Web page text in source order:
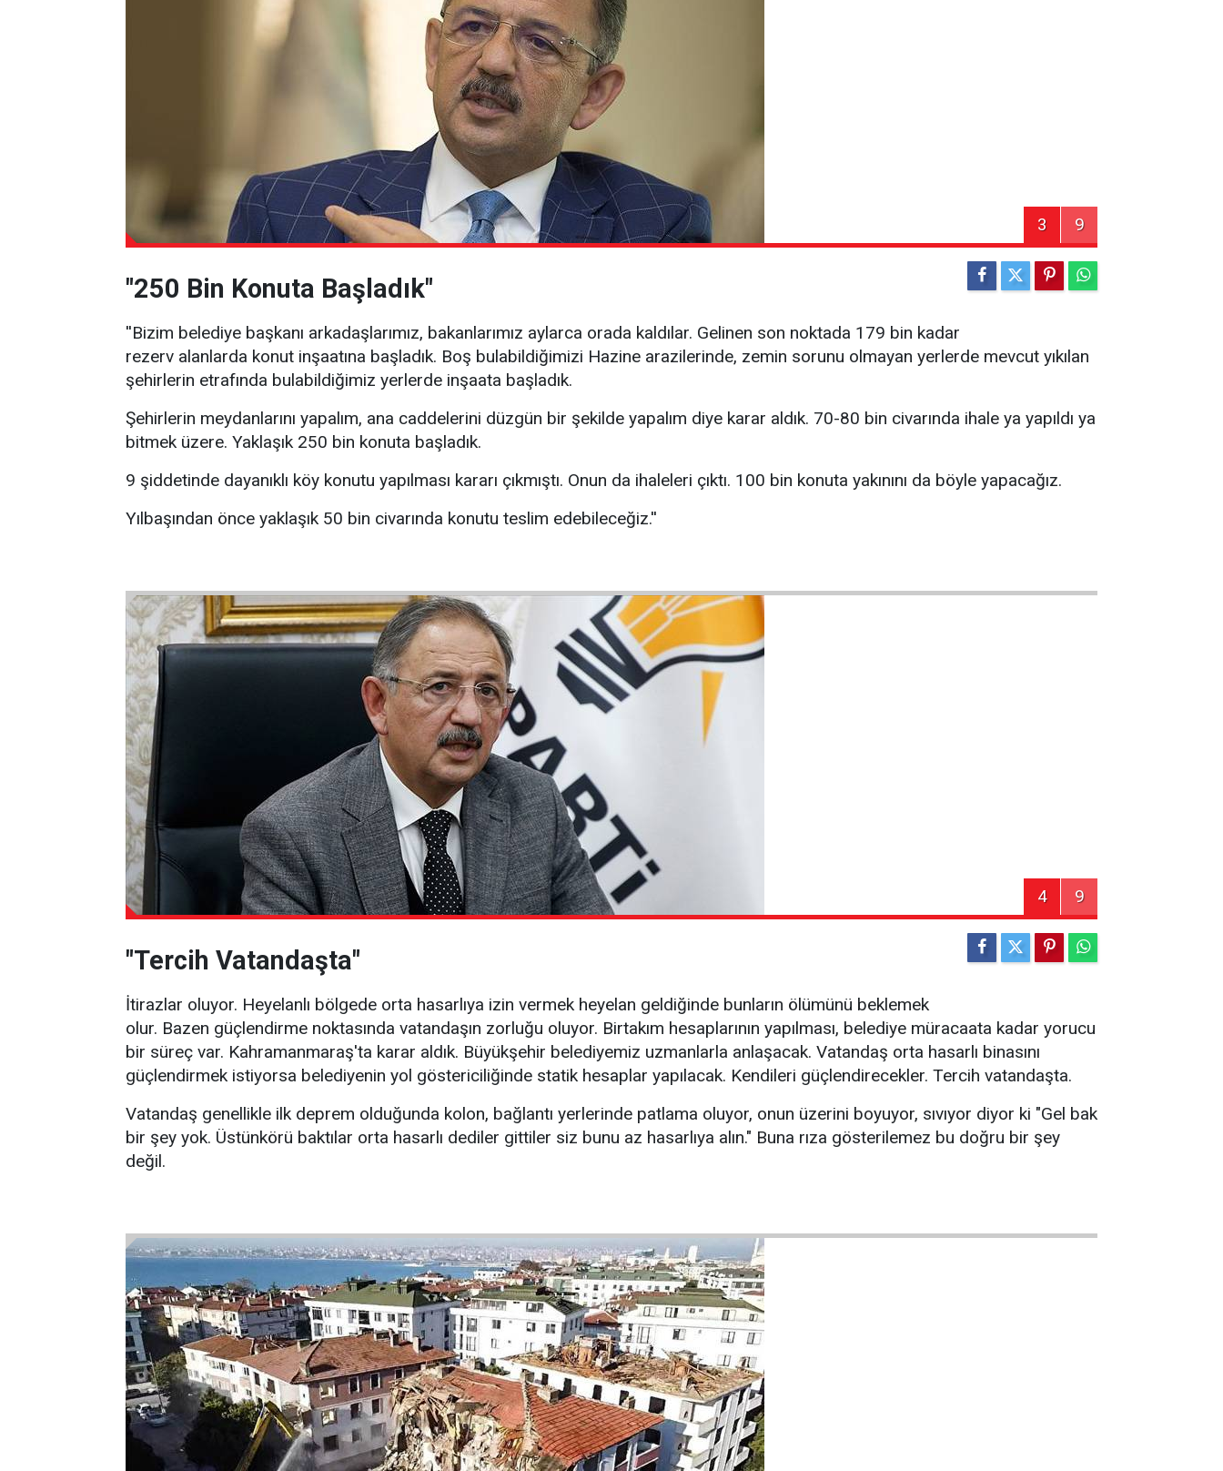
3 9
"250 Bin Konuta Başladık"
''Bizim belediye başkanı arkadaşlarımız, bakanlarımız aylarca orada kaldılar. Gelinen son noktada 179 bin kadar
rezerv alanlarda konut inşaatına başladık. Boş bulabildiğimizi Hazine arazilerinde, zemin sorunu olmayan yerlerde mevcut yıkılan
şehirlerin etrafında bulabildiğimiz yerlerde inşaata başladık.
Şehirlerin meydanlarını yapalım, ana caddelerini düzgün bir şekilde yapalım diye karar aldık. 70-80 bin civarında ihale ya yapıldı ya
bitmek üzere. Yaklaşık 250 bin konuta başladık.
9 şiddetinde dayanıklı köy konutu yapılması kararı çıkmıştı. Onun da ihaleleri çıktı. 100 bin konuta yakınını da böyle yapacağız.
Yılbaşından önce yaklaşık 50 bin civarında konutu teslim edebileceğiz.''
4 9
"Tercih Vatandaşta"
İtirazlar oluyor. Heyelanlı bölgede orta hasarlıya izin vermek heyelan geldiğinde bunların ölümünü beklemek
olur. Bazen güçlendirme noktasında vatandaşın zorluğu oluyor. Birtakım hesaplarının yapılması, belediye müracaata kadar yorucu
bir süreç var. Kahramanmaraş'ta karar aldık. Büyükşehir belediyemiz uzmanlarla anlaşacak. Vatandaş orta hasarlı binasını
güçlendirmek istiyorsa belediyenin yol göstericiliğinde statik hesaplar yapılacak. Kendileri güçlendirecekler. Tercih vatandaşta.
Vatandaş genellikle ilk deprem olduğunda kolon, bağlantı yerlerinde patlama oluyor, onun üzerini boyuyor, sıvıyor diyor ki "Gel bak
bir şey yok. Üstünkörü baktılar orta hasarlı dediler gittiler siz bunu az hasarlıya alın." Buna rıza gösterilemez bu doğru bir şey
değil.